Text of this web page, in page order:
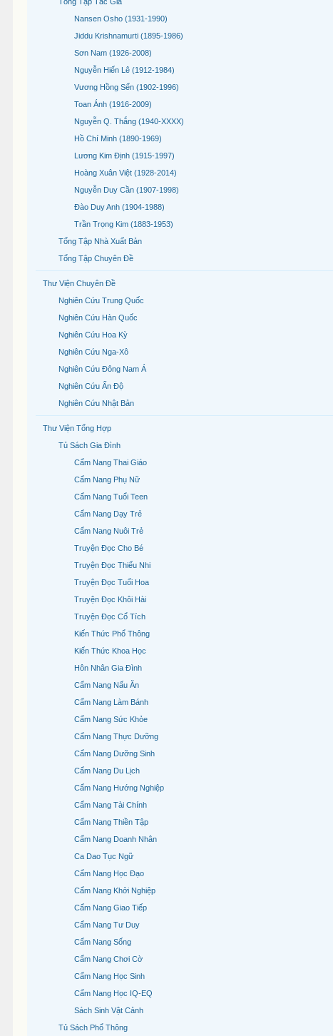
Nansen Osho (1931-1990)
Jiddu Krishnamurti (1895-1986)
Sơn Nam (1926-2008)
Nguyễn Hiến Lê (1912-1984)
Vương Hồng Sển (1902-1996)
Toan Ánh (1916-2009)
Nguyễn Q. Thắng (1940-XXXX)
Hồ Chí Minh (1890-1969)
Lương Kim Định (1915-1997)
Hoàng Xuân Việt (1928-2014)
Nguyễn Duy Cần (1907-1998)
Đào Duy Anh (1904-1988)
Trần Trọng Kim (1883-1953)
Tổng Tập Nhà Xuất Bản
Tổng Tập Chuyên Đề
Thư Viện Chuyên Đề
Nghiên Cứu Trung Quốc
Nghiên Cứu Hàn Quốc
Nghiên Cứu Hoa Kỳ
Nghiên Cứu Nga-Xô
Nghiên Cứu Đông Nam Á
Nghiên Cứu Ấn Độ
Nghiên Cứu Nhật Bản
Thư Viện Tổng Hợp
Tủ Sách Gia Đình
Cẩm Nang Thai Giáo
Cẩm Nang Phụ Nữ
Cẩm Nang Tuổi Teen
Cẩm Nang Dạy Trẻ
Cẩm Nang Nuôi Trẻ
Truyện Đọc Cho Bé
Truyện Đọc Thiếu Nhi
Truyện Đọc Tuổi Hoa
Truyện Đọc Khôi Hài
Truyện Đọc Cổ Tích
Kiến Thức Phổ Thông
Kiến Thức Khoa Học
Hôn Nhân Gia Đình
Cẩm Nang Nấu Ăn
Cẩm Nang Làm Bánh
Cẩm Nang Sức Khỏe
Cẩm Nang Thực Dưỡng
Cẩm Nang Dưỡng Sinh
Cẩm Nang Du Lịch
Cẩm Nang Hướng Nghiệp
Cẩm Nang Tài Chính
Cẩm Nang Thiền Tập
Cẩm Nang Doanh Nhân
Ca Dao Tục Ngữ
Cẩm Nang Học Đạo
Cẩm Nang Khởi Nghiệp
Cẩm Nang Giao Tiếp
Cẩm Nang Tư Duy
Cẩm Nang Sống
Cẩm Nang Chơi Cờ
Cẩm Nang Học Sinh
Cẩm Nang Học IQ-EQ
Sách Sinh Vật Cảnh
Tủ Sách Phổ Thông